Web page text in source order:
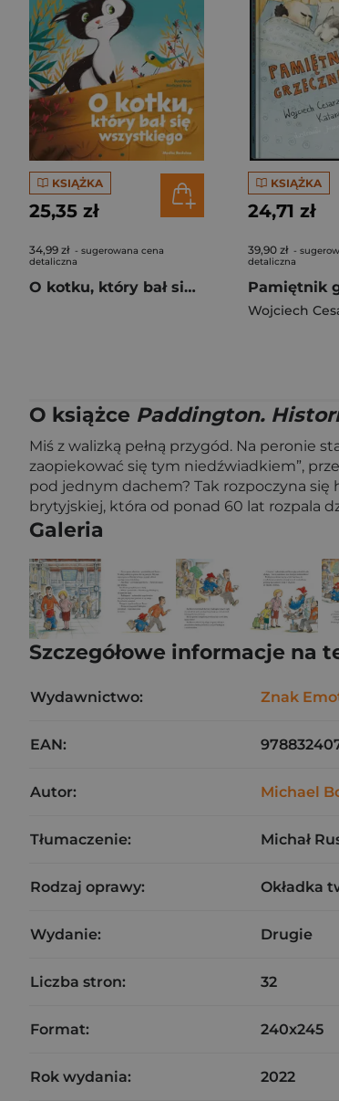
KSIĄŻKA
25,35 zł
34,99 zł - sugerowana cena
detaliczna
O kotku, który bał się wszystkiego
KSIĄŻKA
24,71 zł
39,90 zł -
detaliczna
Wojciech
O książce Paddington.
Miś z walizką pełną przygód. Na peronie
zaopiekować się tym niedźwiadkiem”,
pod jednym dachem? Tak rozpoczyna
brytyjskiej, która od ponad 60 lat rozpala
Galeria
Szczegółowe informacje na
Wydawnictwo: Znak
EAN:
Autor: Michael
Tłumaczenie: Michał
Rodzaj oprawy: Okładka
Wydanie: Drugie
Liczba stron: 32
Format: 240x245
Rok wydania: 2022